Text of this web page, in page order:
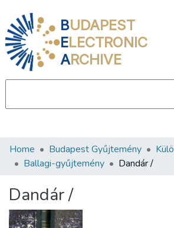
BUDAPEST
ELECTRONIC
ARCHIVE
Communities & Collections
Statistics
About us
Home Budapest Gyűjtemény
Ballagi-gyűjtemény
Dandár /
Dandár /